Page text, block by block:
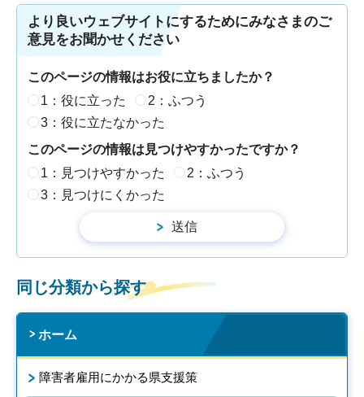
より良いウェブサイトにするためにみなさまのご
意見をお聞かせください
このページの情報はお役に立ちましたか？
1：役に立った
2：ふつう
3：役に立たなかった
このページの情報は見つけやすかったですか？
1：見つけやすかった
2：ふつう
3：見つけにくかった
同じ分類から探す
ホーム
障害者雇用にかかる県支援策